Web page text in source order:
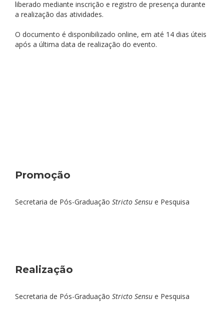
liberado mediante inscrição e registro de presença durante
a realização das atividades.
O documento é disponibilizado online, em até 14 dias úteis
após a última data de realização do evento.
Promoção
Secretaria de Pós-Graduação Stricto Sensu e Pesquisa
Realização
Secretaria de Pós-Graduação Stricto Sensu e Pesquisa